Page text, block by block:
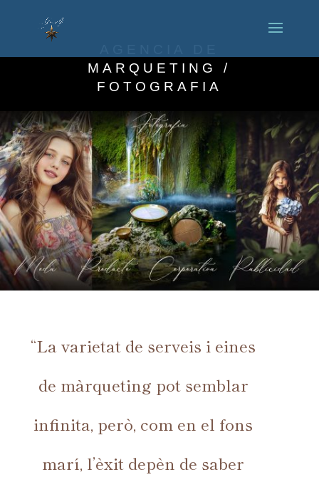
MARQUETING /
FOTOGRAFIA
“La varietat de serveis i eines
de màrqueting pot semblar
infinita, però, com en el fons
marí, l’èxit depèn de saber